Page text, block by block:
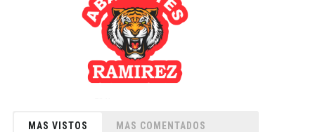
MAS VISTOS MAS COMENTADOS